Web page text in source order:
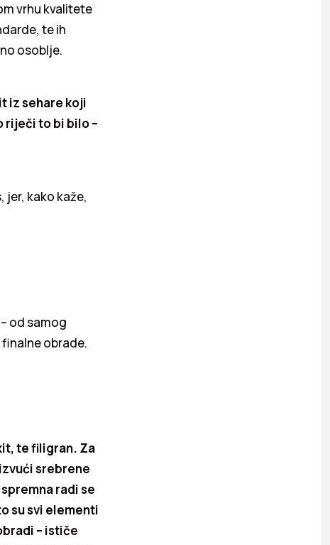
vrhu kvalitete
te ih
osoblje.
iz sehare koji
riječi to bi bilo –
jer, kako kaže,
od samog
obrade.
te filigran. Za
srebrene
radi se
su svi elementi
– ističe